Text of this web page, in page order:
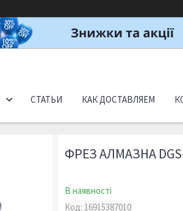
СТАТЬИ КАК ДОСТАВЛЯЕМ
ФРЕЗ АЛМАЗНА
В наявності
Код: 16915387010